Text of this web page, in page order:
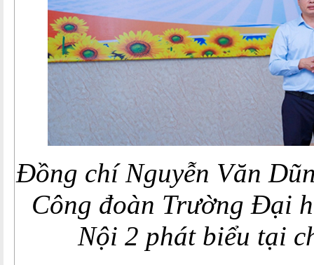
Đồng chí Nguyễn Văn
Công đoàn Trường Đại
Nội 2 phát biểu tại